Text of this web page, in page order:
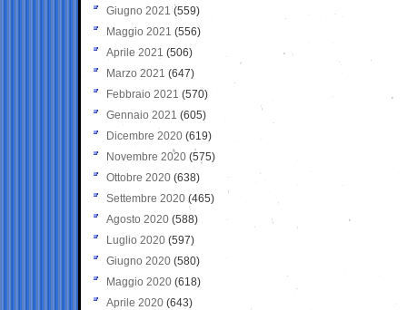
Giugno 2021(559)
Maggio 2021 (556)
Aprile 2021 (506)
Marzo 2021 (647)
Febbraio 2021 (570)
Gennaio 2021 (605)
Dicembre 2020 (619)
Novembre 2020 (575)
Ottobre 2020 (638)
Settembre 2020(465)
Agosto 2020 (588)
Luglio 2020 (597)
Giugno 2020 (580)
Maggio 2020 (618)
Aprile 2020 (643)